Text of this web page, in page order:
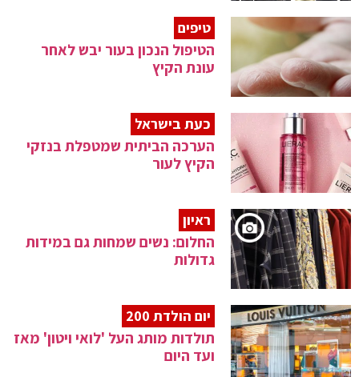
טיפים
הטיפול הנכון בעור יבש לאחר
עונת הקיץ
כעת בישראל
הערכה הביתית שמטפלת בנזקי
הקיץ לעור
ראיון
החלום: נשים שמחות גם במידות
גדולות
יום הולדת 200
תולדות מותג העל 'לואי ויטון' מאז
ועד היום